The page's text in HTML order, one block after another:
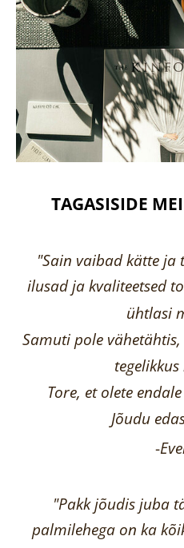
TAGASISIDE
"Sain vaibad kätte ja
ilusad ja kvaliteetsed
ühtlasi
Samuti pole
Tore, et olete
Jõudu
-
"Pakk jõudis juba
palmilehega on ka